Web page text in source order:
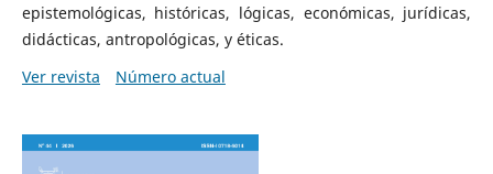
epistemológicas, históricas, lógicas, económicas, jurídicas,
didácticas, antropológicas, y éticas.
Ver revista
Número actual